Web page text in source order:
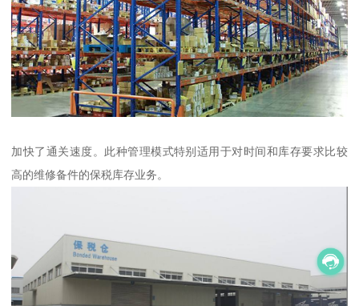
加快了通关速度。此种管理模式特别适用于对时间和库存要求比较
高的维修备件的保税库存业务。